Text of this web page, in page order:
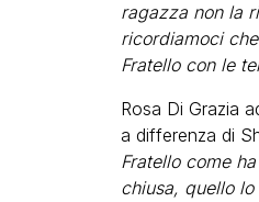
ragazza non la
ricordiamoci
Fratello con le
Rosa Di Grazia
a differenza di
Fratello come
chiusa, quello